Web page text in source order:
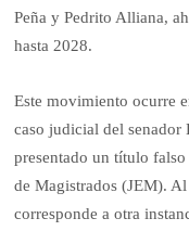
Peña y Pedrito Alliana,
hasta 2028.
Este movimiento ocurre
caso judicial del senador
presentado un título
de Magistrados (JEM).
corresponde a otra